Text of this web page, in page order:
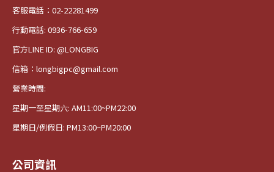
客服電話：02-22281499
行動電話: 0936-766-659
官方LINE ID: @LONGBIG
信箱：longbigpc@gmail.com
營業時間:
星期一至星期六: AM11:00~PM22:00
星期日/例假日: PM13:00~PM20:00
公司資訊